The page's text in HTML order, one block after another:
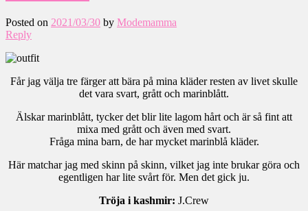
Posted on 2021/03/30 by Modemamma
Reply
Får jag välja tre färger att bära på mina kläder resten av livet skulle
det vara svart, grått och marinblått.
Älskar marinblått, tycker det blir lite lagom hårt och är så fint att
mixa med grått och även med svart.
Fråga mina barn, de har mycket marinblå kläder.
Här matchar jag med skinn på skinn, vilket jag inte brukar göra och
egentligen har lite svårt för. Men det gick ju.
Tröja i kashmir: J.Crew